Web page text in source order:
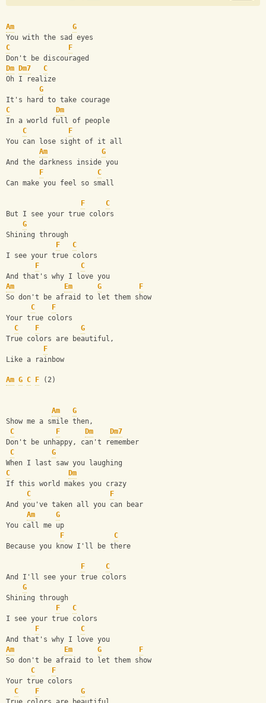
Am
G
You with the sad eyes
C
F
Don't be discouraged
Dm
Dm7
C
Oh I realize
G
It's hard to take courage
C
Dm
In a world full of people
C
F
You can lose sight of it all
Am
G
And the darkness inside you
F
C
Can make you feel so small
F
C
But I see your true colors
G
Shining through
F
C
I see your true colors
F
C
And that's why I love you
Am
Em G
F
So don't be afraid to let them show
C
F
Your true colors
C
F
G
True colors are beautiful,
F
Like a rainbow
Am G C F (2)
Am
G
Show me a smile then,
C
F Dm
Dm7
Don't be unhappy, can't remember
C
G
When I last saw you laughing
C
Dm
If this world makes you crazy
C
F
And you've taken all you can bear
Am
G
You call me up
F
C
Because you know I'll be there
F
C
And I'll see your true colors
G
Shining through
F
C
I see your true colors
F
C
And that's why I love you
Am
Em G
F
So don't be afraid to let them show
C
F
Your true colors
C
F
G